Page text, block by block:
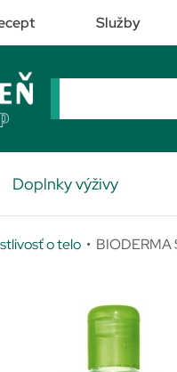
Služby
Doplnky výživy
o telo •